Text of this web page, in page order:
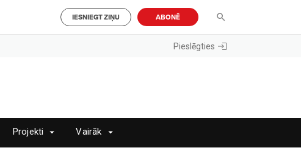
IESNIEGT ZIŅU ABONĒ
Pieslēgties
Projekti Vairāk